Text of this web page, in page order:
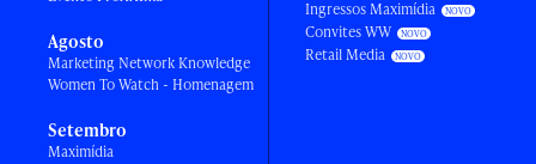
Agosto
Marketing Network Knowledge
Women To Watch - Homenagem
Setembro
Maximídia
Ingressos Maximídia
Convites WW
Retail Media